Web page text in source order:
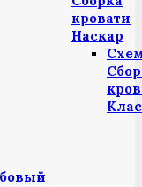
кровати
Наскар